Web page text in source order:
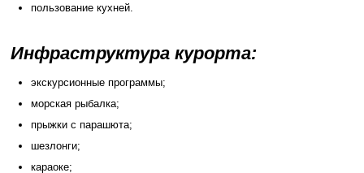
пользование кухней.
Инфраструктура курорта:
экскурсионные программы;
морская рыбалка;
прыжки с парашюта;
шезлонги;
караоке;